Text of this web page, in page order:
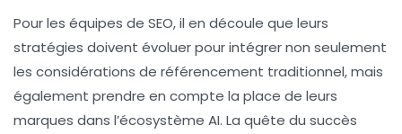
Pour les équipes de SEO, il en découle que leurs
stratégies doivent évoluer pour intégrer non seulement
les considérations de référencement traditionnel, mais
également prendre en compte la place de leurs
marques dans l’écosystème AI. La quête du succès